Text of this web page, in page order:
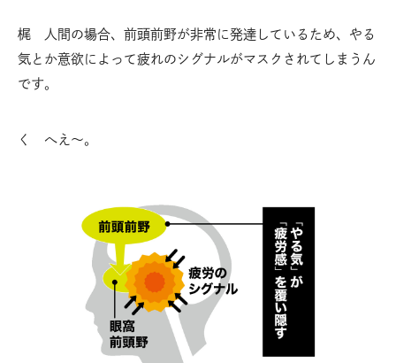
梶 人間の場合、前頭前野が非常に発達しているため、やる
気とか意欲によって疲れのシグナルがマスクされてしまうん
です。
く へえ〜。